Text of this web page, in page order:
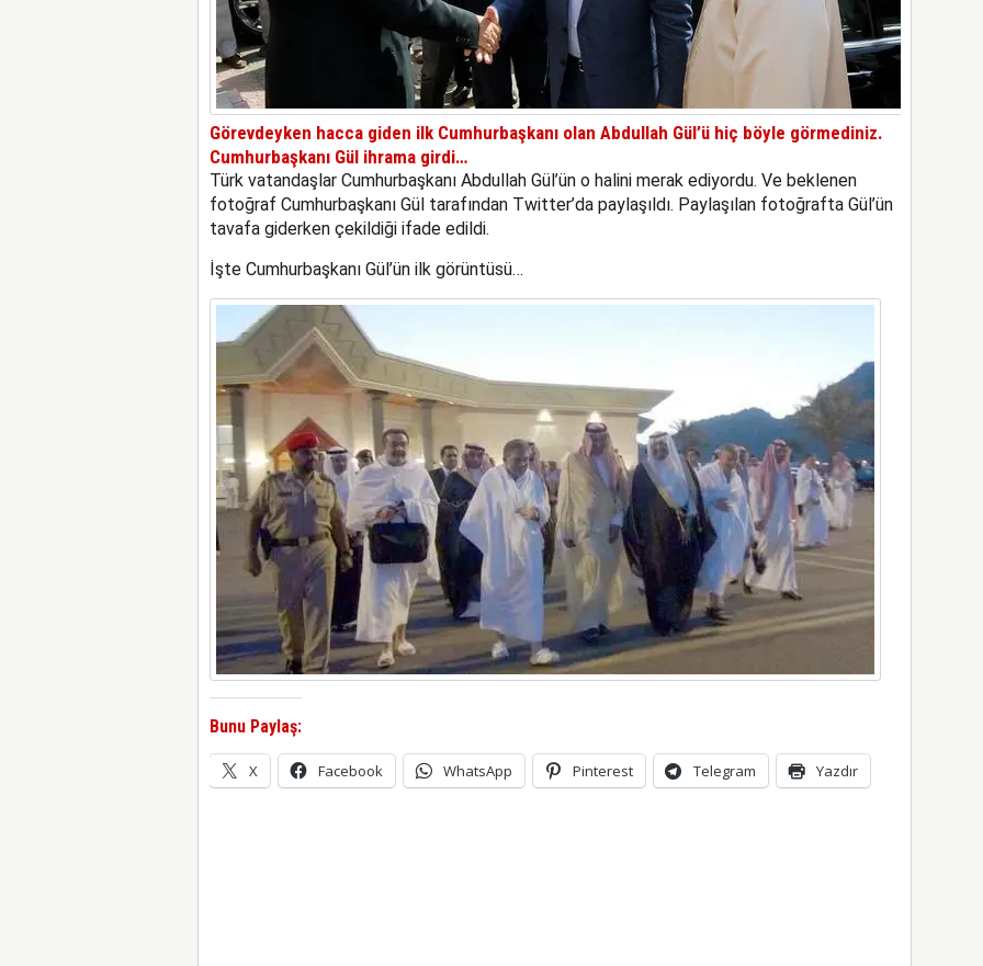
Görevdeyken hacca giden ilk Cumhurbaşkanı olan Abdullah Gül’ü hiç böyle görmediniz.
Cumhurbaşkanı Gül ihrama girdi…
Türk vatandaşlar Cumhurbaşkanı Abdullah Gül’ün o halini merak ediyordu. Ve beklenen
fotoğraf Cumhurbaşkanı Gül tarafından Twitter’da paylaşıldı. Paylaşılan fotoğrafta Gül’ün
tavafa giderken çekildiği ifade edildi.
İşte Cumhurbaşkanı Gül’ün ilk görüntüsü…
Bunu Paylaş:
X Facebook WhatsApp Pinterest Telegram Yazdır